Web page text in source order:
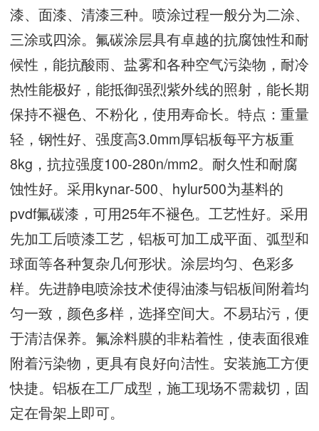
漆、面漆、清漆三种。喷涂过程一般分为二涂、
三涂或四涂。氟碳涂层具有卓越的抗腐蚀性和耐
候性，能抗酸雨、盐雾和各种空气污染物，耐冷
热性能极好，能抵御强烈紫外线的照射，能长期
保持不褪色、不粉化，使用寿命长。特点：重量
轻，钢性好、强度高3.0mm厚铝板每平方板重
8kg，抗拉强度100-280n/mm2。耐久性和耐腐
蚀性好。采用kynar-500、hylur500为基料的
pvdf氟碳漆，可用25年不褪色。工艺性好。采用
先加工后喷漆工艺，铝板可加工成平面、弧型和
球面等各种复杂几何形状。涂层均匀、色彩多
样。先进静电喷涂技术使得油漆与铝板间附着均
匀一致，颜色多样，选择空间大。不易玷污，便
于清洁保养。氟涂料膜的非粘着性，使表面很难
附着污染物，更具有良好向洁性。安装施工方便
快捷。铝板在工厂成型，施工现场不需裁切，固
定在骨架上即可。